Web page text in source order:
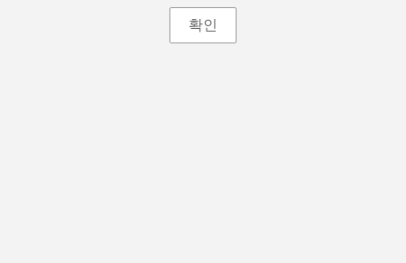
확인